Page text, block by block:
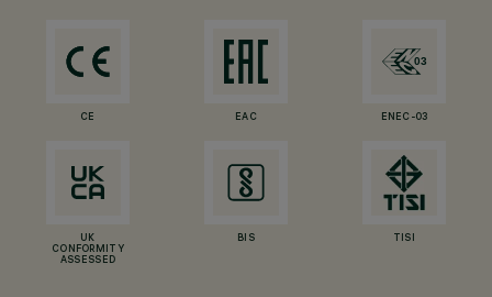
CE EAC ENEC-03
UK
CONFORMITY
ASSESSED
BIS TISI